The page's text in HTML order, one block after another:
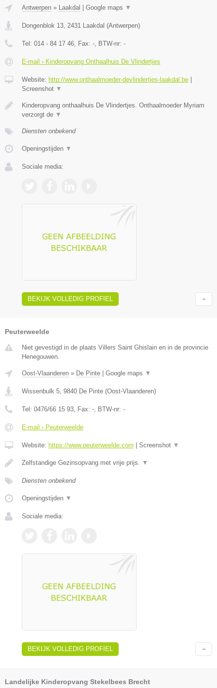
Antwerpen » Laakdal | Google maps ▼
Dongenblok 13 2431 Laakdal (Antwerpen)
Tel: 014 - 84 17 46 , Fax: - , BTW-nr: -
E-mail › Kinderopvang Onthaalhuis De Vlindertjes
Website: http://www.onthaalmoeder-devlindertjes-laakdal.be |
Screenshot ▼
Kinderopvang onthaalhuis De Vlindertjes. Onthaalmoeder Myriam
verzorgt de ▼
Diensten onbekend
Openingstijden ▼
Sociale media:
BEKIJK VOLLEDIG PROFIEL
Peuterweelde
Niet gevestigd in de plaats Villers Saint Ghislain en in de provincie
Henegouwen.
Oost-Vlaanderen » De Pinte Google maps ▼
Wissenbulk 5, 9840 De Pinte (Oost-Vlaanderen)
Tel: 0476/66 15 93, Fax: -, BTW-nr: -
E-mail › Peuterweelde
Website: https://www.peuterweelde.com Screenshot ▼
Zelfstandige Gezinsopvang met vrije prijs. ▼
Diensten onbekend
Openingstijden ▼
Sociale media:
BEKIJK VOLLEDIG PROFIEL
Landelijke Kinderopvang Stekelbees Brecht